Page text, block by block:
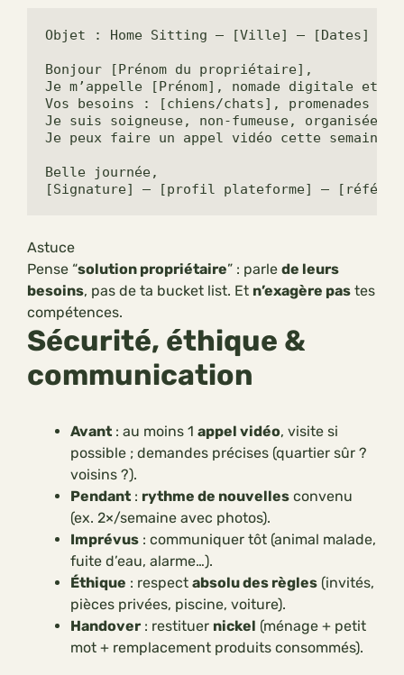
Objet : Home Sitting – [Ville] – [Dates] –
Bonjour [Prénom du propriétaire],
Je m’appelle [Prénom], nomade digitale et
Vos besoins : [chiens/chats], promenades
Je suis soigneuse, non-fumeuse,
Je peux faire un appel vidéo cette semaine
Belle journée,
[Signature] – [profil plateforme] –
Astuce
Pense “solution propriétaire” : parle de leurs
besoins, pas de ta bucket list. Et n’exagère pas tes
compétences.
Sécurité, éthique &
communication
Avant : au moins 1 appel vidéo, visite si
possible ; demandes précises (quartier sûr ?
voisins ?).
Pendant : rythme de nouvelles convenu
(ex. 2×/semaine avec photos).
Imprévus : communiquer tôt (animal malade,
fuite d’eau, alarme…).
Éthique : respect absolu des règles (invités,
pièces privées, piscine, voiture).
Handover : restituer nickel (ménage + petit
mot + remplacement produits consommés).